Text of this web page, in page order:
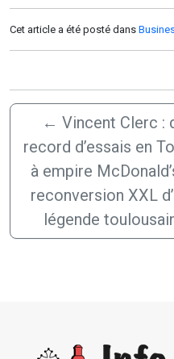
Cet article a été posté dans
← Vincent Clerc :
record d’essais en
à empire
reconversion XXL
légende